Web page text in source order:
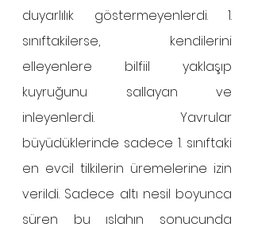
duyarlılık göstermeyenlerdi. 1.
sınıftakilerse, kendilerini
elleyenlere bilfiil yaklaşıp
kuyruğunu sallayan ve
inleyenlerdi. Yavrular
büyüdüklerinde sadece 1. sınıftaki
en evcil tilkilerin üremelerine izin
verildi. Sadece altı nesil boyunca
süren bu ıslahın sonucunda